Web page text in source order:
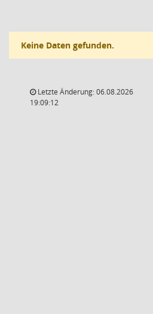
Keine Daten gefunden.
Letzte Änderung: 06.08.2026
19:09:12